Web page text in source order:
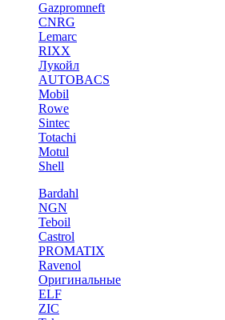
Gazpromneft
CNRG
Lemarc
RIXX
Лукойл
AUTOBACS
Mobil
Rowe
Sintec
Totachi
Motul
Shell
Bardahl
NGN
Teboil
Castrol
PROMATIX
Ravenol
Оригинальные
ELF
ZIC